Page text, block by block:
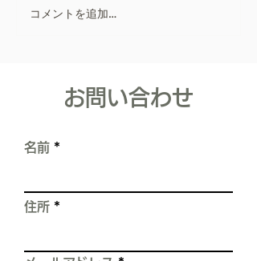
人としての裏話 ― こんにち
す。 長くなりますが、私の
職人としての経験をお話しし
屋根の塗装工事をしていた時
る、 住まいの中でとても重
――
コメントを追加…
​お問い合わせ
名前
住所